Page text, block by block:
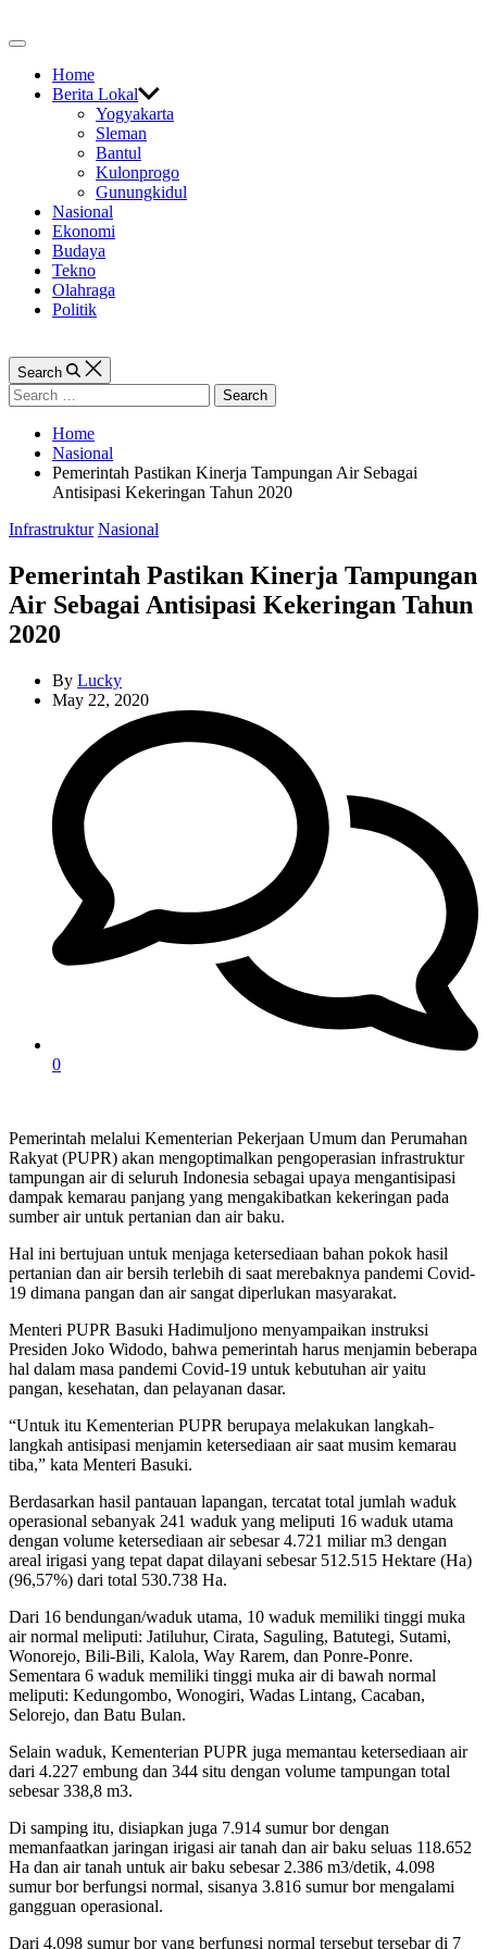
to
Off
CanvasHome
Berita Lokal
Yogyakarta
Sleman
Bantul
Kulonprogo
Gunungkidul
Nasional
Ekonomi
Budaya
Tekno
Olahraga
Politik
Search
Search
for:
Home
Nasional
Pemerintah Pastikan Kinerja Tampungan Air Sebagai
Antisipasi Kekeringan Tahun 2020
Categories
Infrastruktur Nasional
Pemerintah Pastikan Kinerja Tampungan
Air Sebagai Antisipasi Kekeringan Tahun
2020
By Lucky
May 22, 2020
0
Pemerintah melalui Kementerian Pekerjaan Umum dan Perumahan
Rakyat (PUPR) akan mengoptimalkan pengoperasian infrastruktur
tampungan air di seluruh Indonesia sebagai upaya mengantisipasi
dampak kemarau panjang yang mengakibatkan kekeringan pada
sumber air untuk pertanian dan air baku.
Hal ini bertujuan untuk menjaga ketersediaan bahan pokok hasil
pertanian dan air bersih terlebih di saat merebaknya pandemi Covid-
19 dimana pangan dan air sangat diperlukan masyarakat.
Menteri PUPR Basuki Hadimuljono menyampaikan instruksi
Presiden Joko Widodo, bahwa pemerintah harus menjamin beberapa
hal dalam masa pandemi Covid-19 untuk kebutuhan air yaitu
pangan, kesehatan, dan pelayanan dasar.
“Untuk itu Kementerian PUPR berupaya melakukan langkah-
langkah antisipasi menjamin ketersediaan air saat musim kemarau
tiba,” kata Menteri Basuki.
Berdasarkan hasil pantauan lapangan, tercatat total jumlah waduk
operasional sebanyak 241 waduk yang meliputi 16 waduk utama
dengan volume ketersediaan air sebesar 4.721 miliar m3 dengan
areal irigasi yang tepat dapat dilayani sebesar 512.515 Hektare (Ha)
(96,57%) dari total 530.738 Ha.
Dari 16 bendungan/waduk utama, 10 waduk memiliki tinggi muka
air normal meliputi: Jatiluhur, Cirata, Saguling, Batutegi, Sutami,
Wonorejo, Bili-Bili, Kalola, Way Rarem, dan Ponre-Ponre.
Sementara 6 waduk memiliki tinggi muka air di bawah normal
meliputi: Kedungombo, Wonogiri, Wadas Lintang, Cacaban,
Selorejo, dan Batu Bulan.
Selain waduk, Kementerian PUPR juga memantau ketersediaan air
dari 4.227 embung dan 344 situ dengan volume tampungan total
sebesar 338,8 m3.
Di samping itu, disiapkan juga 7.914 sumur bor dengan
memanfaatkan jaringan irigasi air tanah dan air baku seluas 118.652
Ha dan air tanah untuk air baku sebesar 2.386 m3/detik, 4.098
sumur bor berfungsi normal, sisanya 3.816 sumur bor mengalami
gangguan operasional.
Dari 4.098 sumur bor yang berfungsi normal tersebut tersebar di 7